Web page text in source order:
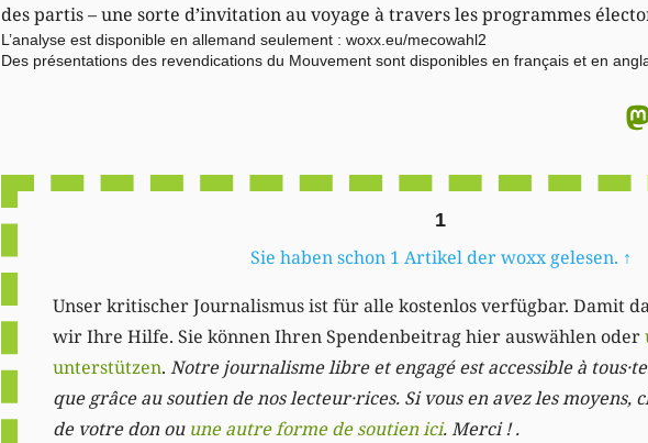
des partis – une sorte d’invitation au voyage à travers les programmes
L’analyse est disponible en allemand seulement : woxx.eu/mecowahl2
Des présentations des revendications du Mouvement sont disponibles en français et en
1
Sie haben schon 1 Artikel der woxx gelesen. ↑
Unser kritischer Journalismus ist für alle kostenlos verfügbar. Damit
wir Ihre Hilfe. Sie können Ihren Spendenbeitrag hier auswählen oder
unterstützen. Notre journalisme libre et engagé est accessible à
que grâce au soutien de nos lecteur·rices. Si vous en avez les moyens,
de votre don ou une autre forme de soutien ici. Merci ! .